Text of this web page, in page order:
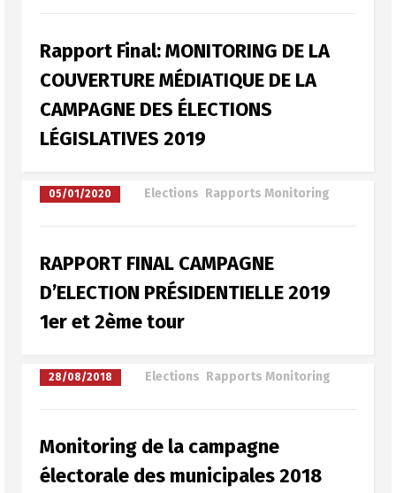
Rapport Final: MONITORING DE LA
COUVERTURE MÉDIATIQUE DE LA
CAMPAGNE DES ÉLECTIONS
LÉGISLATIVES 2019
05/01/2020 Elections Rapports Monitoring
RAPPORT FINAL CAMPAGNE
D’ELECTION PRÉSIDENTIELLE 2019
1er et 2ème tour
28/08/2018 Elections Rapports Monitoring
Monitoring de la campagne
électorale des municipales 2018